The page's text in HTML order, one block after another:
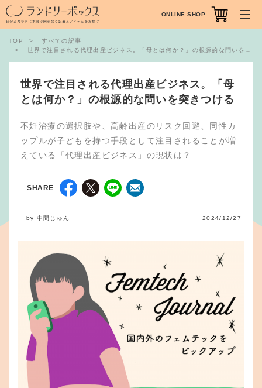
TOP
すべての記事
世界で注目される代理出産ビジネス。「母とは何か？」の根源的な問いを突きつける
世界で注目される代理出産ビジネス。「母
とは何か？」の根源的な問いを突きつける
不妊治療の選択肢や、高齢出産のリスク回避、同性カ
ップルが子どもを持つ手段として注目されることが増
えている「代理出産ビジネス」の現状は？
SHARE
by 中間じゅん 2024/12/27
ONLINE SHOP